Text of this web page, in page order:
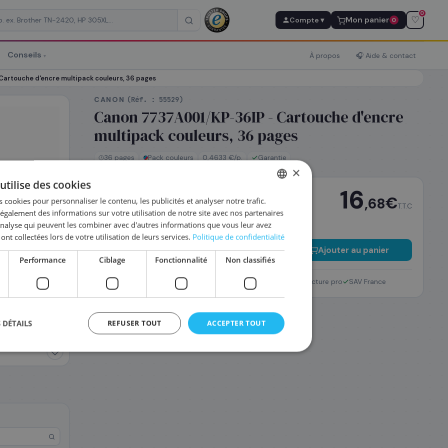
Compte ▾ Mon panier 0 ♡
0
Conseils ▾ À propos 🎧 Aide & contact
d'encre multipack couleurs, 36 pages
CANON (Réf. : 55529)
Canon 7737A001/KP-36IP - Cartouche d'encre
multipack couleurs, 36 pages
36 pages Pack couleurs 0,4633 €/p. Garantie
Expédié le jour même —
commandez avant 14h
Coût par impression :0,4633€
16,68€T.T.C
− + Ajouter au panier
Retour 14 jours Facture pro SAV France
ENGLISH
×
des cookies
cookies pour personnaliser le contenu, les publicités et analyser notre trafic.
des informations sur votre utilisation de notre site avec nos partenaires
qui peuvent les combiner avec d'autres informations que vous leur avez
collectées lors de votre utilisation de leurs services. Politique de confidentialité
Performance Ciblage Fonctionnalité Non classifiés
ACCEPTER TOUT
REFUSER TOUT
DÉTAILS